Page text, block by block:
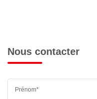
Nous contacter
Prénom*